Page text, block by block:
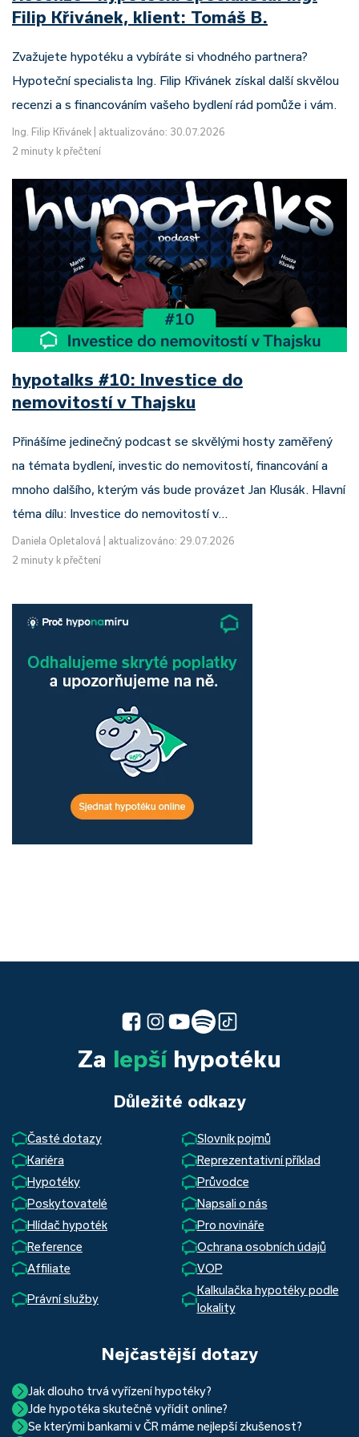
Filip Křivánek, klient: Tomáš B.
Zvažujete hypotéku a vybíráte si vhodného partnera?
Hypoteční specialista Ing. Filip Křivánek získal další skvělou
recenzi a s financováním vašeho bydlení rád pomůže i vám.
Ing. Filip Křivánek
aktualizováno: 30.07.2026
2 minuty k přečtení
hypotalks #10: Investice do
nemovitostí v Thajsku
Přinášíme jedinečný podcast se skvělými hosty zaměřený
na témata bydlení, investic do nemovitostí, financování a
mnoho dalšího, kterým vás bude provázet Jan Klusák. Hlavní
téma dílu: Investice do nemovitostí v…
Daniela Opletalová
aktualizováno: 29.07.2026
2 minuty k přečtení
Za lepšíhypotéku
Důležité odkazy
Časté dotazy
Slovník pojmů
Kariéra
Reprezentativní příklad
Hypotéky
Průvodce
Poskytovatelé
Napsali o nás
Hlídač hypoték
Pro novináře
Reference
Ochrana osobních údajů
Affiliate
VOP
Právní služby
Kalkulačka hypotéky podle
lokality
Nejčastější dotazy
Jak dlouho trvá vyřízení hypotéky?
Hypotéka se dá zvládnout za měsíc i za tři. Nejčastěji její
uzavření trvá okolo 2 měsíců. Důvodem je především
Jde hypotéka skutečně vyřídit online?
Ano, skutečně jde. Díky moderním technologiím, které
Se kterými bankami v ČR máme nejlepší zkušenost?